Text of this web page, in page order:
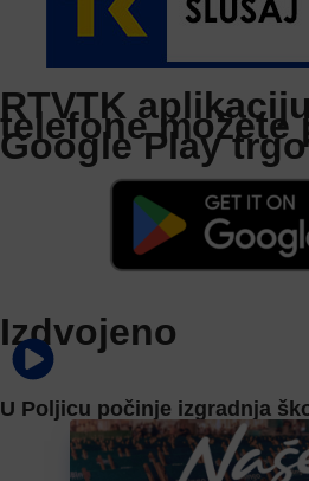
RTVTK
telefone možete
Google Play
Izdvojeno
U Poljicu počinje izgradnja